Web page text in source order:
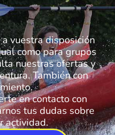
vuestra disposición
como para grupos
nuestras ofertas y
También con
en contacto con
tus dudas sobre
actividad.